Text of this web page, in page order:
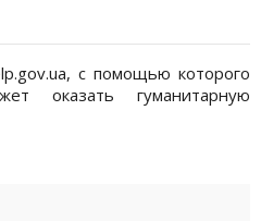
с помощью которого
оказать гуманитарную